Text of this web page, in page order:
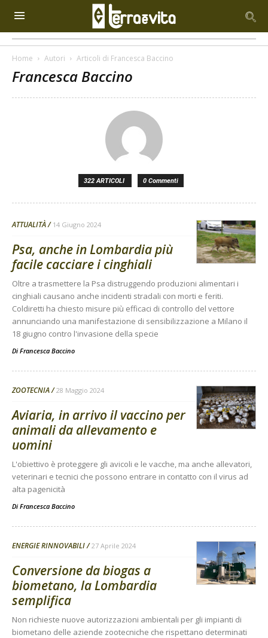
Home Autori Articoli di Francesca Baccino
Francesca Baccino
322 ARTICOLI 0 Commenti
ATTUALITÀ 14 Giugno 2024
Psa, anche in Lombardia più
facile cacciare i cinghiali
Oltre a trasmettere la Psa distruggendo produzioni alimentari i
cinghiali causano anche incidenti stradali con morti e feriti.
Coldiretti ha chiesto misure più efficaci di controllo del vettore
annunciando una manifestazione di sensibilizzazione a Milano il
18 giugno contro l'invasione della specie
Di Francesca Baccino
ZOOTECNIA 28 Maggio 2024
Aviaria, in arrivo il vaccino per
animali da allevamento e
uomini
L'obiettivo è proteggere gli avicoli e le vacche, ma anche allevatori,
veterinari e tecnici che possono entrare in contatto con il virus ad
alta pagenicità
Di Francesca Baccino
ENERGIE RINNOVABILI 27 Aprile 2024
Conversione da biogas a
biometano, la Lombardia
semplifica
Non richieste nuove autorizzazioni ambientali per gli impianti di
biometano delle aziende zootecniche che rispettano determinati